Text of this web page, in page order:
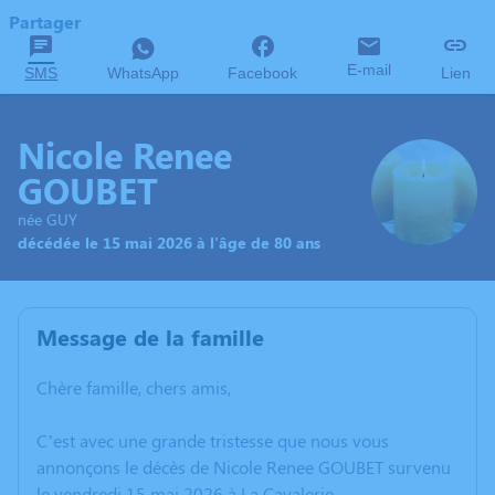
Partager
SMS WhatsApp Facebook E-mail Lien
Nicole Renee
GOUBET
née GUY
décédée le 15 mai 2026 à l'âge de 80 ans
Message de la famille
Chère famille, chers amis,
C’est avec une grande tristesse que nous vous
annonçons le décès de Nicole Renee GOUBET survenu